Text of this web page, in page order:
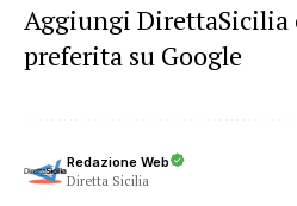
Aggiungi DirettaSicilia
preferita su Google
Redazione Web
Diretta Sicilia